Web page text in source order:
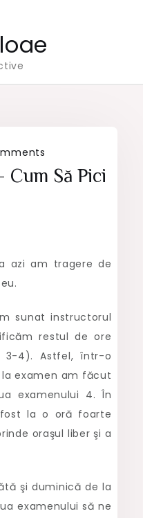
Examenul
pici
Cum Să Pici
azi am tragere de
sunat instructorul
restul de ore
3-4). Astfel, într-o
examen am făcut
examenului 4. În
la o oră foarte
oraşul liber şi a
şi duminică de la
examenului să ne